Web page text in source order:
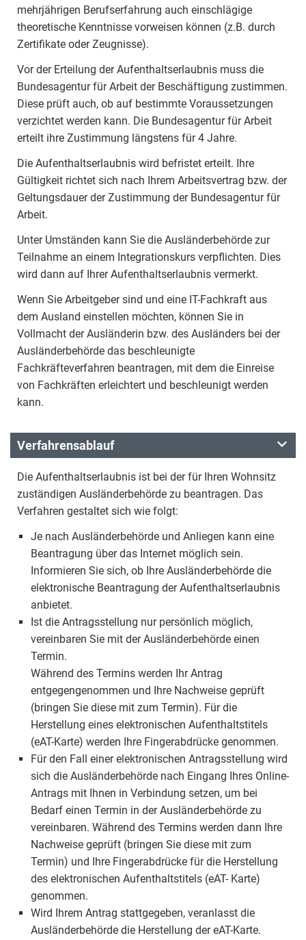
mehrjährigen Berufserfahrung auch einschlägige
theoretische Kenntnisse vorweisen können (z.B. durch
Zertifikate oder Zeugnisse).
Vor der Erteilung der Aufenthaltserlaubnis muss die
Bundesagentur für Arbeit der Beschäftigung zustimmen.
Diese prüft auch, ob auf bestimmte Voraussetzungen
verzichtet werden kann. Die Bundesagentur für Arbeit
erteilt ihre Zustimmung längstens für 4 Jahre.
Die Aufenthaltserlaubnis wird befristet erteilt. Ihre
Gültigkeit richtet sich nach Ihrem Arbeitsvertrag bzw. der
Geltungsdauer der Zustimmung der Bundesagentur für
Arbeit.
Unter Umständen kann Sie die Ausländerbehörde zur
Teilnahme an einem Integrationskurs verpflichten. Dies
wird dann auf Ihrer Aufenthaltserlaubnis vermerkt.
Wenn Sie Arbeitgeber sind und eine IT-Fachkraft aus
dem Ausland einstellen möchten, können Sie in
Vollmacht der Ausländerin bzw. des Ausländers bei der
Ausländerbehörde das beschleunigte
Fachkräfteverfahren beantragen, mit dem die Einreise
von Fachkräften erleichtert und beschleunigt werden
kann.
Verfahrensablauf
Die Aufenthaltserlaubnis ist bei der für Ihren Wohnsitz
zuständigen Ausländerbehörde zu beantragen. Das
Verfahren gestaltet sich wie folgt:
Je nach Ausländerbehörde und Anliegen kann eine
Beantragung über das Internet möglich sein.
Informieren Sie sich, ob Ihre Ausländerbehörde die
elektronische Beantragung der Aufenthaltserlaubnis
anbietet.
Ist die Antragsstellung nur persönlich möglich,
vereinbaren Sie mit der Ausländerbehörde einen
Termin.
Während des Termins werden Ihr Antrag
entgegengenommen und Ihre Nachweise geprüft
(bringen Sie diese mit zum Termin). Für die
Herstellung eines elektronischen Aufenthaltstitels
(eAT-Karte) werden Ihre Fingerabdrücke genommen.
Für den Fall einer elektronischen Antragsstellung wird
sich die Ausländerbehörde nach Eingang Ihres Online-
Antrags mit Ihnen in Verbindung setzen, um bei
Bedarf einen Termin in der Ausländerbehörde zu
vereinbaren. Während des Termins werden dann Ihre
Nachweise geprüft (bringen Sie diese mit zum
Termin) und Ihre Fingerabdrücke für die Herstellung
des elektronischen Aufenthaltstitels (eAT- Karte)
genommen.
Wird Ihrem Antrag stattgegeben, veranlasst die
Ausländerbehörde die Herstellung der eAT-Karte.